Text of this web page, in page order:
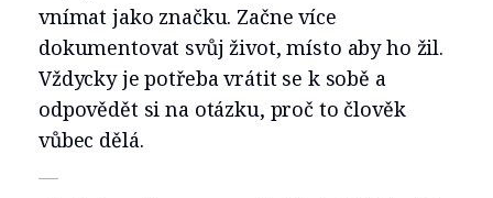
vnímat jako značku. Začne více
dokumentovat svůj život, místo aby ho žil.
Vždycky je potřeba vrátit se k sobě a
odpovědět si na otázku, proč to člověk
vůbec dělá.
—